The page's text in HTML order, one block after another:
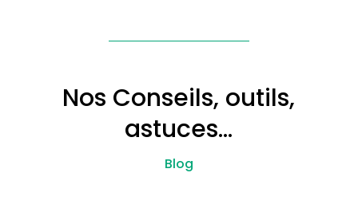
Nos Conseils, outils,
astuces…
Blog